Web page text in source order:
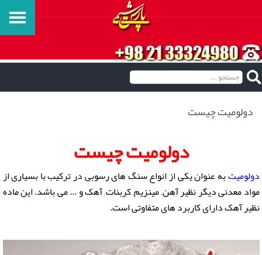
دولومیت چیست
دولومیت چیست
دولومیتبه عنوان یکی از انواع سنگ های رسوبی در ترکیب با بسیاری از
مواد معدنی دیگر نظیر آهن, مینزیم, کربنات, آهک و ... می باشد. این ماده
نظیر آهک دارای کاربرد های متفاوتی است.